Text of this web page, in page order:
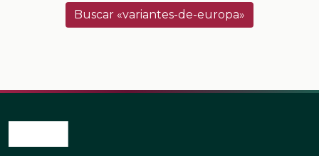
Buscar «variantes-de-europa»